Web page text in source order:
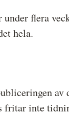
flera
hela.
fritar inte